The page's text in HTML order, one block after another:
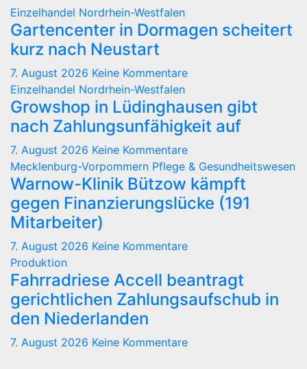
Einzelhandel Nordrhein-Westfalen
Gartencenter in Dormagen scheitert
kurz nach Neustart
7. August 2026 Keine Kommentare
Einzelhandel Nordrhein-Westfalen
Growshop in Lüdinghausen gibt
nach Zahlungsunfähigkeit auf
7. August 2026 Keine Kommentare
Mecklenburg-Vorpommern Pflege & Gesundheitswesen
Warnow-Klinik Bützow kämpft
gegen Finanzierungslücke (191
Mitarbeiter)
7. August 2026 Keine Kommentare
Produktion
Fahrradriese Accell beantragt
gerichtlichen Zahlungsaufschub in
den Niederlanden
7. August 2026 Keine Kommentare